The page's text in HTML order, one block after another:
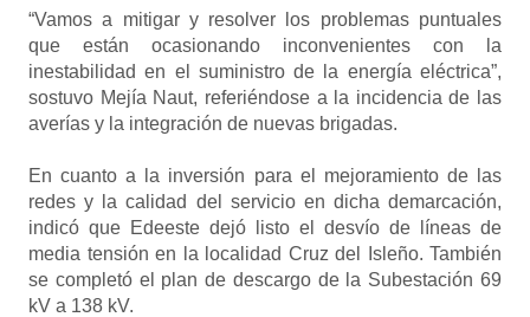
“Vamos a mitigar y resolver los problemas puntuales
que están ocasionando inconvenientes con la
inestabilidad en el suministro de la energía eléctrica”,
sostuvo Mejía Naut, referiéndose a la incidencia de las
averías y la integración de nuevas brigadas.
En cuanto a la inversión para el mejoramiento de las
redes y la calidad del servicio en dicha demarcación,
indicó que Edeeste dejó listo el desvío de líneas de
media tensión en la localidad Cruz del Isleño. También
se completó el plan de descargo de la Subestación 69
kV a 138 kV.